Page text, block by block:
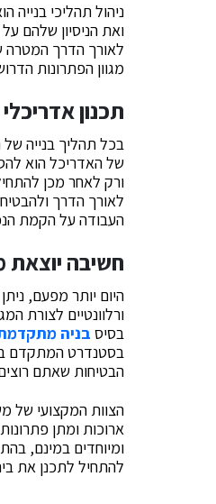
‏ניהול תהליכי
ואת הניסיון שלהם
לאורך הדרך
מגוון הפתרונות
תכנון
בכל תהליך בנייה
של האדריכל הוא
ורק לאחר מכן
לאורך הדרך
העבודה על הקמת
חשיבה יוצאת
‏היום יותר מפעם,
ורלוונטיים לצורת
בסיס בניה
בסטנדרט המתקדם
הבטיחות שאתם
‏הצוות המקצועי של
ארוכות ומתן
ומיוחדים במינם,
להתחיל לתכנן את